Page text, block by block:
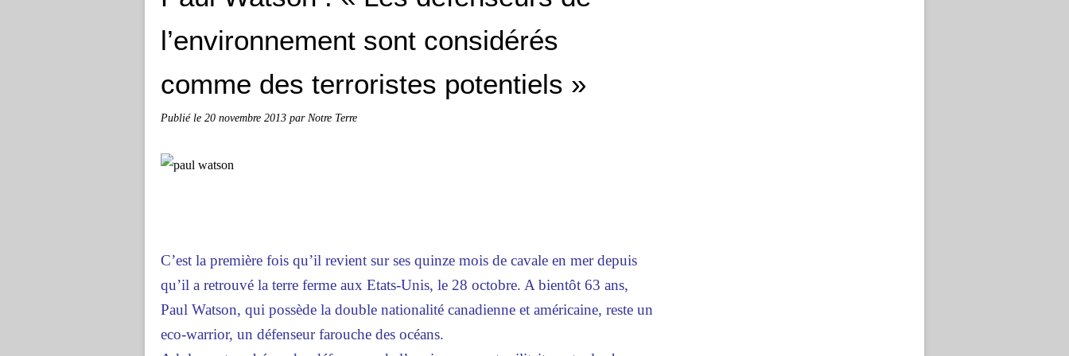
l’environnement sont considérés
comme des terroristes potentiels »
Publié le 20 novembre 2013 par Notre Terre
C’est la première fois qu’il revient sur ses quinze mois de cavale en mer depuis
qu’il a retrouvé la terre ferme aux Etats-Unis, le 28 octobre. A bientôt 63 ans,
Paul Watson, qui possède la double nationalité canadienne et américaine, reste un
eco-warrior, un défenseur farouche des océans.